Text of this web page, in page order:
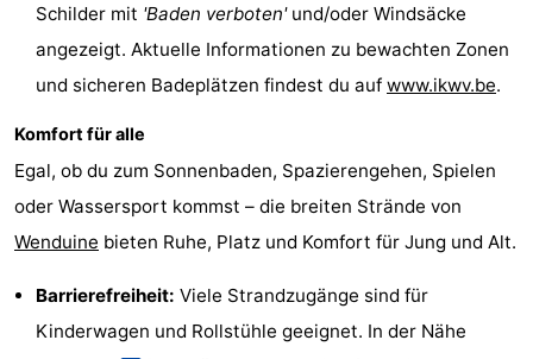
Westende
Wetter
Kontakt
Schilder mit 'Baden verboten'und/oder Windsäcke
angezeigt. Aktuelle Informationen zu bewachten Zonen
und sicheren Badeplätzen findest du auf www.ikwv.be.
Komfort für alle
Egal, ob du zum Sonnenbaden, Spazierengehen, Spielen
oder Wassersport kommst – die breiten Strände von
Wenduine bieten Ruhe, Platz und Komfort für Jung und Alt.
Barrierefreiheit: Viele Strandzugänge sind für
Kinderwagen und Rollstühle geeignet. In der Nähe